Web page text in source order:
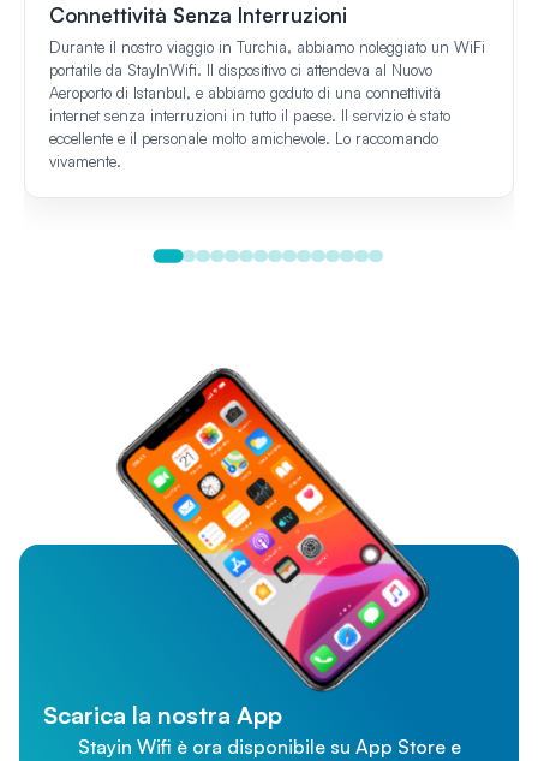
Connettività Senza Interruzioni
Durante il nostro viaggio in Turchia, abbiamo noleggiato un WiFi
portatile da StayInWifi. Il dispositivo ci attendeva al Nuovo
Aeroporto di Istanbul, e abbiamo goduto di una connettività
internet senza interruzioni in tutto il paese. Il servizio è stato
eccellente e il personale molto amichevole. Lo raccomando
vivamente.
Scarica la nostra App
Stayin Wifi è ora disponibile su App Store e